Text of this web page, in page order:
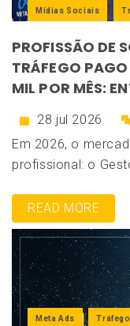
Mídias Sociais
PROFISSÃO DE
TRÁFEGO
MIL POR MÊS:
28 jul 2026
Em 2026, o
profissional: o
READ MORE
Meta Ads